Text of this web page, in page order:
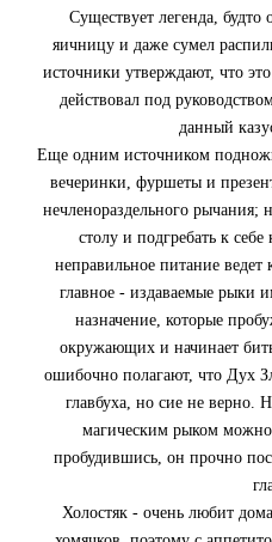
Существует легенда, будто
яичницу и даже сумел
источники утверждают, что
действовал под
данный
Еще одним источником
вечеринки, фуршеты и
нечленораздельного рычания;
столу и подгребать к
неправильное питание ведет
главное - издаваемые рыки
назначение, которые
окружающих и начинает
ошибочно полагают, что Дух
главбуха, но сие не верно.
магическим рыком
пробудившись, он прочно
Холостяк - очень любит